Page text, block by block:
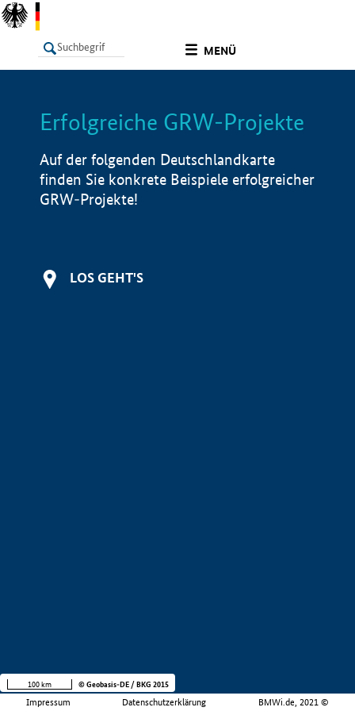
MENÜ
LISTE Info
Erfolgreiche GRW-Projekte
Auf der folgenden Deutschlandkarte
finden Sie konkrete Beispiele erfolgreicher
GRW-Projekte!
LOS GEHT'S
Impressum Datenschutzerklärung BMWi.de, 2021 ©
100 km © Geobasis-DE / BKG 2015